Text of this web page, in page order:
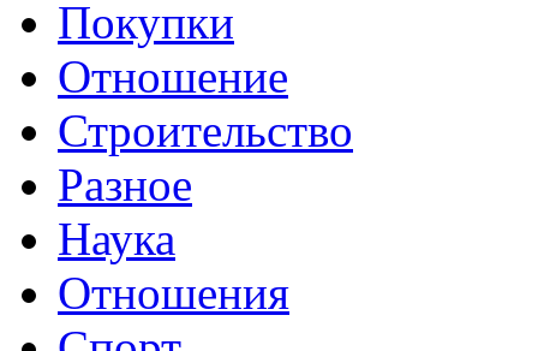
Покупки
Отношение
Строительство
Разное
Наука
Отношения